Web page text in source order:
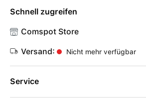
Schnell zugreifen
Comspot Store
Versand: Nicht mehr verfügbar
Service